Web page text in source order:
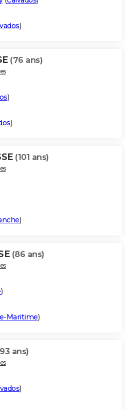
)
(76 ans)
)
)
(101 ans)
)
(86 ans)
)
Maritime)
ans)
)